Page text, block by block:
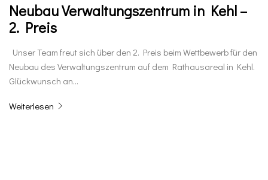
Neubau Verwaltungszentrum in Kehl –
2. Preis
Unser Team freut sich über den 2. Preis beim Wettbewerb für den
Neubau des Verwaltungszentrum auf dem Rathausareal in Kehl.
Glückwunsch an…
Weiterlesen